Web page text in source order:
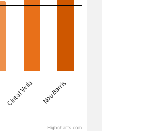
Ciutat Vella Nou Barris
Highcharts.com